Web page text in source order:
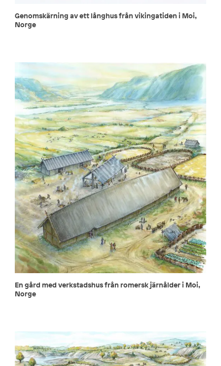
Genomskärning av ett långhus från vikingatiden i Moi,
Norge
En gård med verkstadshus från romersk järnålder i Moi,
Norge